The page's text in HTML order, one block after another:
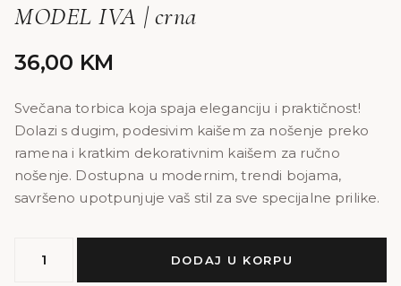
MODEL IVA | crna
36,00 KM
Svečana torbica koja spaja eleganciju i praktičnost!
Dolazi s dugim, podesivim kaišem za nošenje preko
ramena i kratkim dekorativnim kaišem za ručno
nošenje. Dostupna u modernim, trendi bojama,
savršeno upotpunjuje vaš stil za sve specijalne prilike.
DODAJ U KORPU